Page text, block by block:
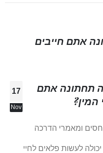
אתם חייבים
17
Nov
תחתונה אתם
המין?
ומאמרי הדרכה
לעשות פלאים לחיי